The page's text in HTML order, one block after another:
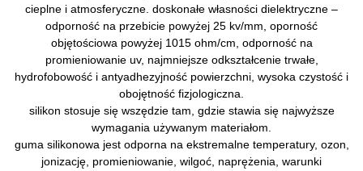
cieplne i atmosferyczne. doskonałe własności dielektryczne –
odporność na przebicie powyżej 25 kv/mm, oporność
objętościowa powyżej 1015 ohm/cm, odporność na
promieniowanie uv, najmniejsze odkształcenie trwałe,
hydrofobowość i antyadhezyjność powierzchni, wysoka czystość i
obojętność fizjologiczna.
silikon stosuje się wszędzie tam, gdzie stawia się najwyższe
wymagania używanym materiałom.
guma silikonowa jest odporna na ekstremalne temperatury, ozon,
jonizację, promieniowanie, wilgoć, naprężenia, warunki